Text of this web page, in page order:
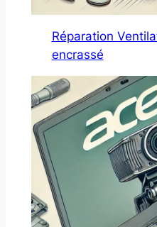
Réparation
encrassé